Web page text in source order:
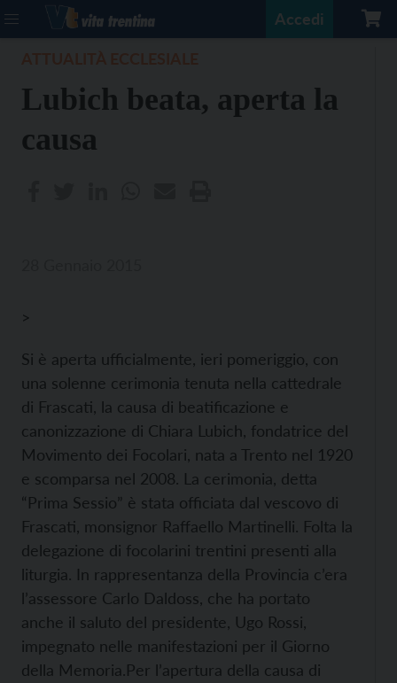
Accedi
Lubich beata, aperta la
causa
>
Si è aperta ufficialmente, ieri pomeriggio, con
una solenne cerimonia tenuta nella cattedrale
di Frascati, la causa di beatificazione e
canonizzazione di Chiara Lubich, fondatrice del
Movimento dei Focolari, nata a Trento nel 1920
e scomparsa nel 2008. La cerimonia, detta
“Prima Sessio” è stata officiata dal vescovo di
Frascati, monsignor Raffaello Martinelli. Folta la
delegazione di focolarini trentini presenti alla
liturgia. In rappresentanza della Provincia c’era
l’assessore Carlo Daldoss, che ha portato
anche il saluto del presidente, Ugo Rossi,
impegnato nelle manifestazioni per il Giorno
della Memoria.Per l’apertura della causa di